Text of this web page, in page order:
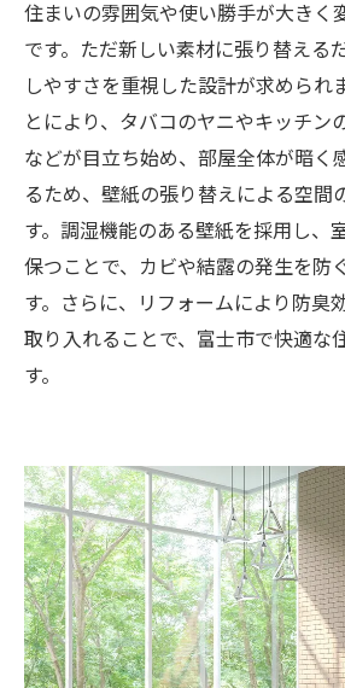
住まいの雰囲気や使い勝手が大きく
です。ただ新しい素材に張り替える
しやすさを重視した設計が求められ
とにより、タバコのヤニやキッチン
などが目立ち始め、部屋全体が暗く
るため、壁紙の張り替えによる空間
す。調湿機能のある壁紙を採用し、
保つことで、カビや結露の発生を防
す。さらに、リフォームにより防臭
取り入れることで、富士市で快適な
す。